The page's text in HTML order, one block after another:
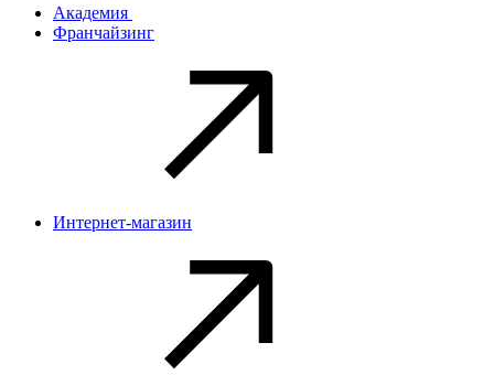
Академия
Франчайзинг
Интернет-магазин